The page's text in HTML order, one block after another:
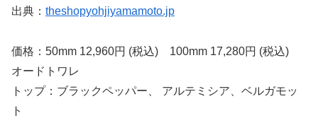
出典： theshopyohjiyamamoto.jp
価格：50mm 12,960円 (税込) 100mm 17,280円 (税込)
オードトワレ
トップ：ブラックペッパー、 アルテミシア、ベルガモッ
ト